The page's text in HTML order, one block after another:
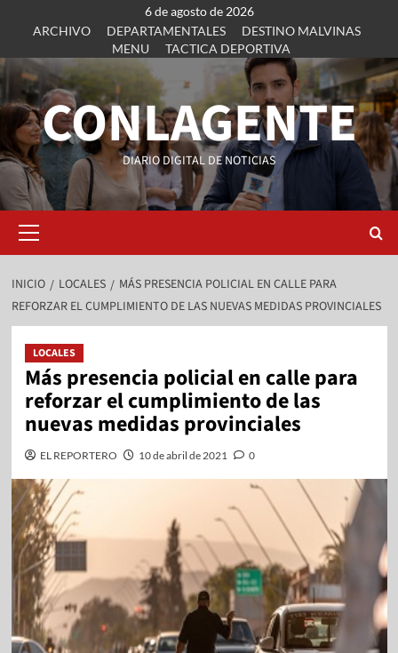
6 de agosto de 2026
ARCHIVO
DEPARTAMENTALES
DESTINO MALVINAS
MENU
TACTICA DEPORTIVA
CONLAGENTE
DIARIO DIGITAL DE NOTICIAS
INICIO LOCALES
MÁS PRESENCIA POLICIAL EN CALLE PARA
REFORZAR EL CUMPLIMIENTO DE LAS NUEVAS MEDIDAS PROVINCIALES
LOCALES
Más presencia policial en calle para
reforzar el cumplimiento de las
nuevas medidas provinciales
EL REPORTERO 10 de abril de 2021 0